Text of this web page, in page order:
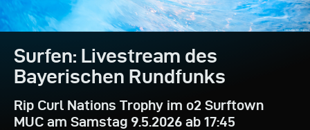
Surfen: Livestream des
Bayerischen Rundfunks
Rip Curl Nations Trophy im o2 Surftown
MUC am Samstag 9.5.2026 ab 17:45